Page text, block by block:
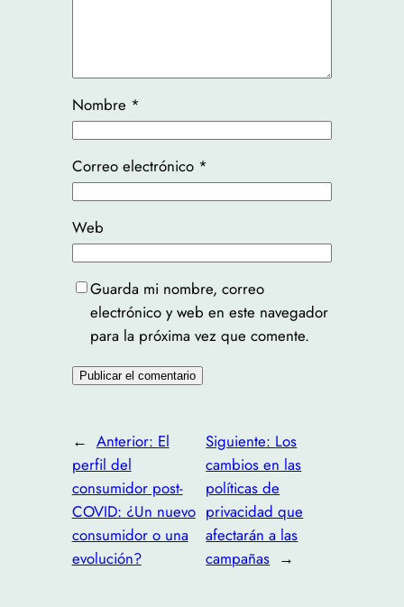
Nombre *
Correo electrónico *
Web
Guarda mi nombre, correo
electrónico y web en este navegador
para la próxima vez que comente.
← Anterior: El
perfil del
consumidor post-
COVID: ¿Un nuevo
consumidor o una
evolución?
Siguiente: Los
cambios en las
políticas de
privacidad que
afectarán a las
campañas →